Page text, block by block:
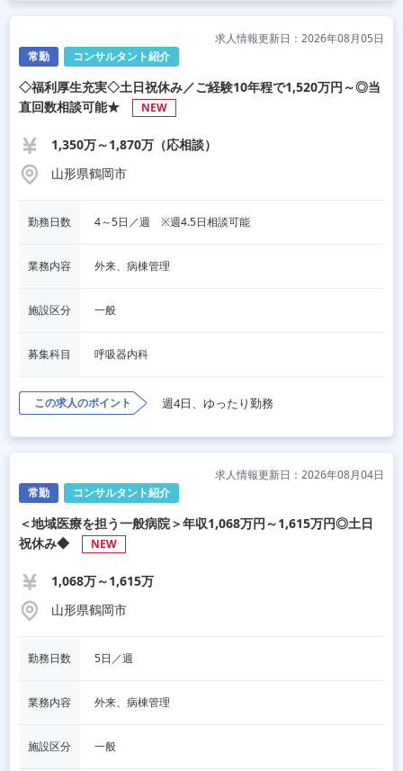
常勤 コンサルタント紹介
求人情報更新日：2026年08月05日
◇福利厚生充実◇土日祝休み／ご経験10年程で1,520万円～◎当
直回数相談可能★
NEW
1,350万～1,870万（応相談）
山形県鶴岡市
勤務日数 4～5日／週　※週4.5日相談可能
業務内容 外来、病棟管理
施設区分 一般
募集科目 呼吸器内科
この求人のポイント 週4日、ゆったり勤務
常勤 コンサルタント紹介
求人情報更新日：2026年08月04日
＜地域医療を担う一般病院＞年収1,068万円～1,615万円◎土日
祝休み◆
NEW
1,068万～1,615万
山形県鶴岡市
勤務日数 5日／週
業務内容 外来、病棟管理
施設区分 一般